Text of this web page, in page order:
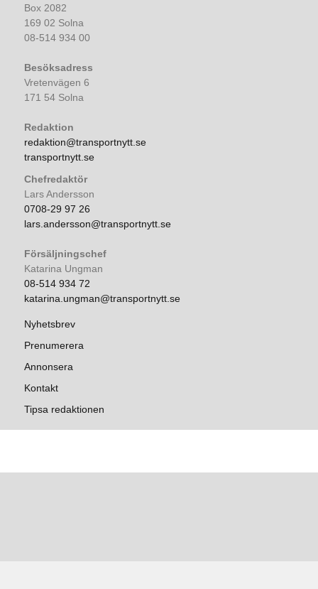
Box 2082
169 02 Solna
08-514 934 00
Besöksadress
Vretenvägen 6
171 54 Solna
Redaktion
redaktion@transportnytt.se
transportnytt.se
Chefredaktör
Lars Andersson
0708-29 97 26
lars.andersson@transportnytt.se
Försäljningschef
Katarina Ungman
08-514 934 72
katarina.ungman@transportnytt.se
Nyhetsbrev
Prenumerera
Annonsera
Kontakt
Tipsa redaktionen